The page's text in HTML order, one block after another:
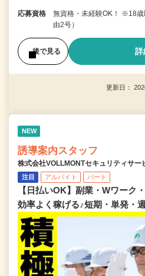
応募資格
無資格・未経験OK！ ※18
由2号）
後で見る 詳
更新日：
NEW
誘導案内スタッフ
株式会社VOLLMONTセキュリティサー
注目 アルバイト パート
【日払いOK】副業・Wワーク
効率よく稼げる♪短期・単発・